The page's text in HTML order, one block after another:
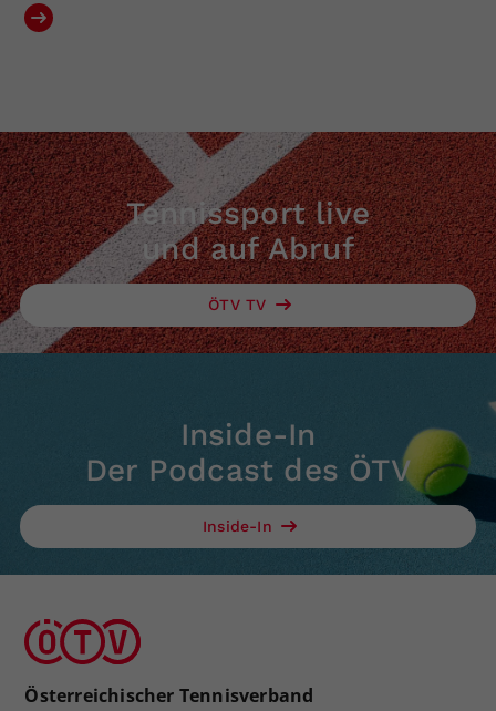
Tennissport live
und auf Abruf
ÖTV TV
Inside-In
Der Podcast des ÖTV
Inside-In
Österreichischer Tennisverband